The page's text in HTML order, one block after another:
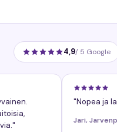
4,9/ 5 Google
"Nopea ja
Jari,